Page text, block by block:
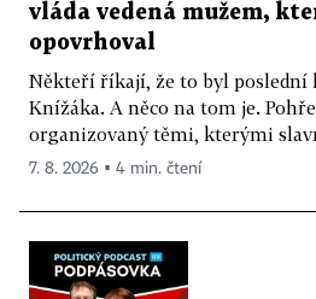
vláda vedená mužem,
opovrhoval
Někteří říkají, že to byl poslední
Knížáka. A něco na tom je.
organizovaný těmi, kterými
7. 8. 2026 ▪ 4 min. čtení